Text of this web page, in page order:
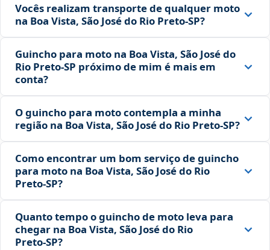
Vocês realizam transporte de qualquer moto
na Boa Vista, São José do Rio Preto‑SP?
Guincho para moto na Boa Vista, São José do
Rio Preto‑SP próximo de mim é mais em
conta?
O guincho para moto contempla a minha
região na Boa Vista, São José do Rio Preto‑SP?
Como encontrar um bom serviço de guincho
para moto na Boa Vista, São José do Rio
Preto‑SP?
Quanto tempo o guincho de moto leva para
chegar na Boa Vista, São José do Rio
Preto‑SP?